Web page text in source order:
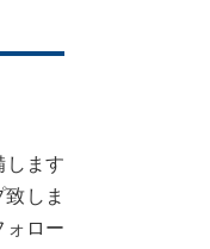
します
しま
ォロー